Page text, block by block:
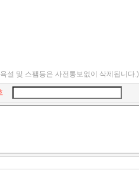
설 및 스팸등은 사전통보없이 삭제됩니다.)